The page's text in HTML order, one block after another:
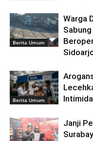
Berita Umum
Warga
Berita Umum
Janji